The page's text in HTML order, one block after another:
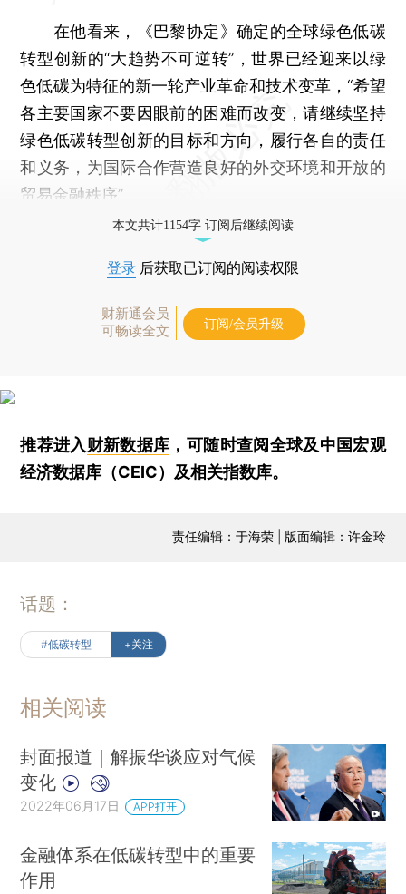
在他看来，《巴黎协定》确定的全球绿色低碳
转型创新的“大趋势不可逆转”，世界已经迎来以绿
色低碳为特征的新一轮产业革命和技术变革，“希望
各主要国家不要因眼前的困难而改变，请继续坚持
绿色低碳转型创新的目标和方向，履行各自的责任
和义务，为国际合作营造良好的外交环境和开放的
贸易金融秩序”。
本文共计1154字 订阅后继续阅读
登录 后获取已订阅的阅读权限
财新通会员
可畅读全文
订阅/会员升级
推荐进入财新数据库 ，可随时查阅全球及中国宏观
经济数据库（CEIC）及相关指数库。
责任编辑：于海荣 | 版面编辑：许金玲
话题：
#低碳转型 +关注
相关阅读
封面报道｜解振华谈应对气候
变化
2022年06月17日 APP打开
金融体系在低碳转型中的重要
作用